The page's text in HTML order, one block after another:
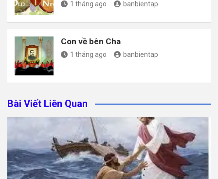
1 tháng ago banbientap
Con về bên Cha
1 tháng ago banbientap
Bài Viết Liên Quan